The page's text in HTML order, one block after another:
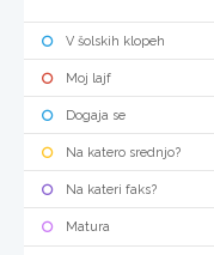
V šolskih klopeh
Moj lajf
Dogaja se
Na katero srednjo?
Na kateri faks?
Matura